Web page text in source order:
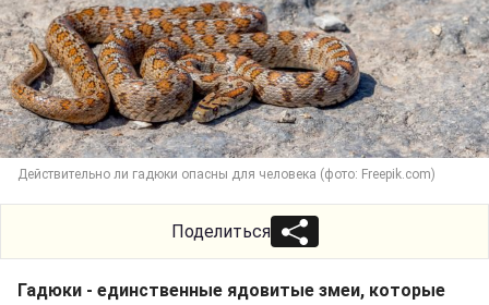
Действительно ли гадюки опасны для человека (фото: Freepik.com)
Поделиться
Гадюки - единственные ядовитые змеи, которые